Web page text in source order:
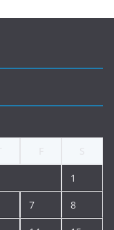
1
7 8